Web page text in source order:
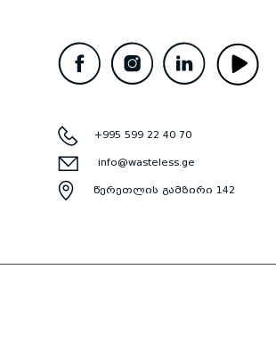
+995 599 22 40 70
info@wasteless.ge
წერეთლის გამზირი 142